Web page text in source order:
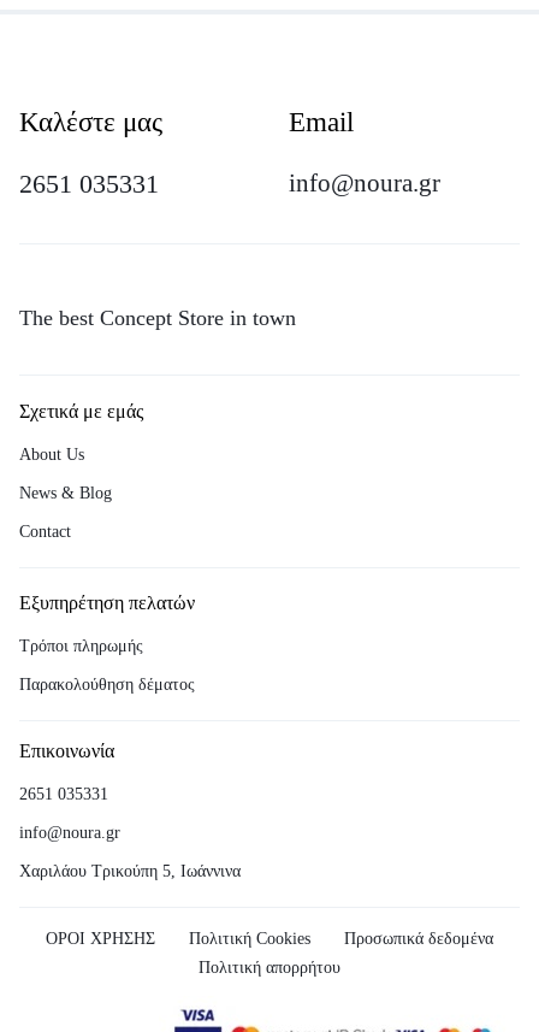
Καλέστε μας
2651 035331
Email
info@noura.gr
The best Concept Store in town
Σχετικά με εμάς
About Us
News & Blog
Contact
Εξυπηρέτηση πελατών
Τρόποι πληρωμής
Παρακολούθηση δέματος
Επικοινωνία
2651 035331
info@noura.gr
Χαριλάου Τρικούπη 5, Ιωάννινα
ΟΡΟΙ ΧΡΗΣΗΣ Πολιτική Cookies
Προσωπικά δεδομένα
Πολιτική απορρήτου